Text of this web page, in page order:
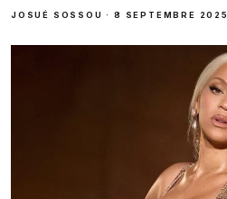
JOSUÉ SOSSOU ·8 SEPTEMBRE 2025